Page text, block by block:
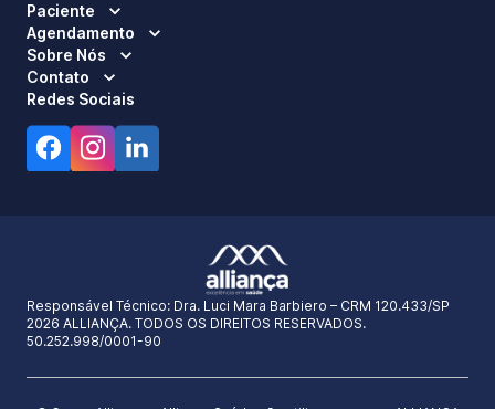
Paciente
Agendamento
Sobre Nós
Contato
Redes Sociais
Responsável Técnico: Dra. Luci Mara Barbiero – CRM 120.433/SP
2026 ALLIANÇA. TODOS OS DIREITOS RESERVADOS.
50.252.998/0001-90